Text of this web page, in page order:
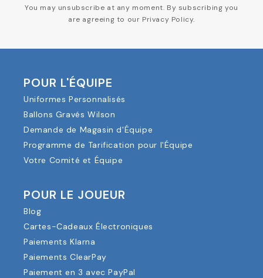
You may unsubscribe at any moment. By subscribing you
are agreeing to our Privacy Policy.
POUR L'ÉQUIPE
Uniformes Personnalisés
Ballons Gravés Wilson
Demande de Magasin d'Équipe
Programme de Tarification pour l'Équipe
Votre Comité et Équipe
POUR LE JOUEUR
Blog
Cartes-Cadeaux Électroniques
Paiements Klarna
Paiements ClearPay
Paiement en 3 avec PayPal